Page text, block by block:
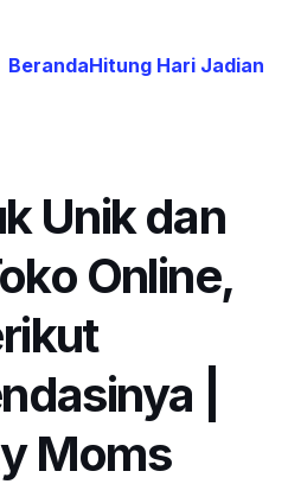
BerandaHitung Hari Jadian
Unik dan
Online,
|
Moms